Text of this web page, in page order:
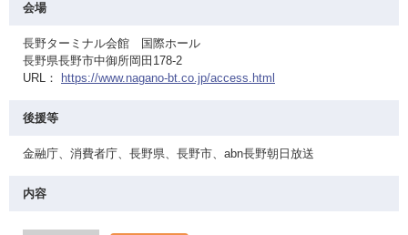
会場
長野ターミナル会館 国際ホール
長野県長野市中御所岡田178-2
URL：
https://www.nagano-bt.co.jp/access.html
後援等
金融庁、消費者庁、長野県、長野市、abn長野朝日放送
内容